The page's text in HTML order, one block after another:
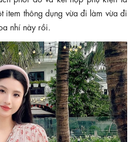
item thông dụng vừa đi làm vừa đi
nhí này rồi.